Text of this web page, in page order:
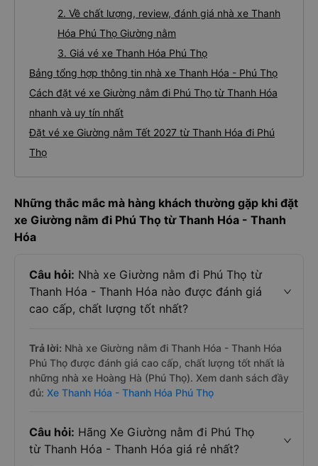
2. Về chất lượng, review, đánh giá nhà xe Thanh
Hóa Phú Thọ Giường nằm
3. Giá vé xe Thanh Hóa Phú Thọ
Bảng tổng hợp thông tin nhà xe Thanh Hóa - Phú Thọ
Cách đặt vé xe Giường nằm đi Phú Thọ từ Thanh Hóa
nhanh và uy tín nhất
Đặt vé xe Giường nằm Tết 2027 từ Thanh Hóa đi Phú
Thọ
Những thắc mắc mà hàng khách thường gặp khi đặt
xe Giường nằm đi Phú Thọ từ Thanh Hóa - Thanh
Hóa
Câu hỏi: Nhà xe Giường nằm đi Phú Thọ từ
Thanh Hóa - Thanh Hóa nào được đánh giá
cao cấp, chất lượng tốt nhất?
Trả lời: Nhà xe Giường nằm đi Thanh Hóa - Thanh Hóa
Phú Thọ được đánh giá cao cấp, chất lượng tốt nhất là
những nhà xe Hoàng Hà (Phú Thọ). Xem danh sách đầy
đủ: Xe Thanh Hóa - Thanh Hóa Phú Thọ
Câu hỏi: Hãng Xe Giường nằm đi Phú Thọ
từ Thanh Hóa - Thanh Hóa giá rẻ nhất?